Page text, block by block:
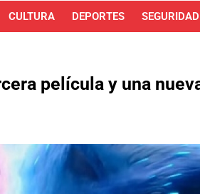
CULTURA DEPORTES SEGURIDAD
película y una